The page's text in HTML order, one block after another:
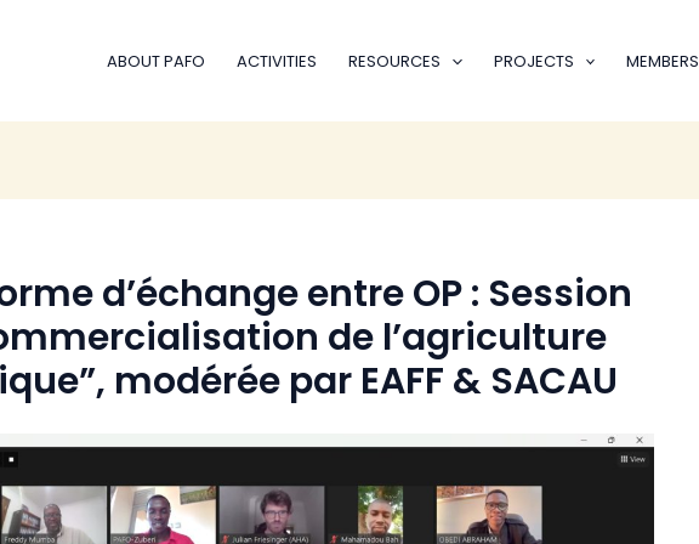
ABOUT PAFO ACTIVITIES RESOURCES PROJECTS MEMBERS
d’échange entre OP : Session
de l’agriculture
modérée par EAFF & SACAU